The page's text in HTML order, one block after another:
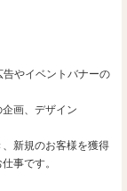
やイベントバナーの
画、デザイン
新規のお客様を獲得
事です。